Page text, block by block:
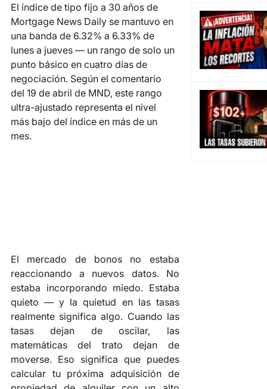
El índice de tipo fijo a 30 años de
Mortgage News Daily se mantuvo en
una banda de 6.32% a 6.33% de
lunes a jueves — un rango de solo un
punto básico en cuatro días de
negociación. Según el comentario
del 19 de abril de MND, este rango
ultra-ajustado representa el nivel
más bajo del índice en más de un
mes.
El mercado de bonos no estaba
reaccionando a nuevos datos. No
estaba incorporando miedo. Estaba
quieto — y la quietud en las tasas
realmente significa algo. Cuando las
tasas dejan de oscilar, las
matemáticas del trato dejan de
moverse. Eso significa que puedes
calcular tu próxima adquisición de